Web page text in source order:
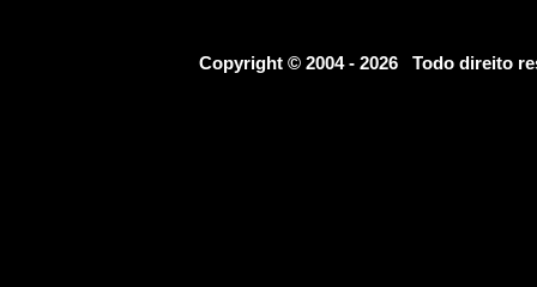
Copyright © 2004 - 2026 Todo direito